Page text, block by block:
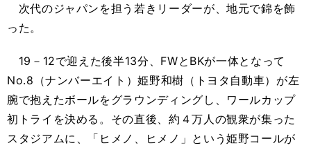
次代のジャパンを担う若きリーダーが、地元で錦を飾
った。
19－12で迎えた後半13分、FWとBKが一体となって
No.8（ナンバーエイト）姫野和樹（トヨタ自動車）が左
腕で抱えたボールをグラウンディングし、ワールカップ
初トライを決める。その直後、約４万人の観衆が集った
スタジアムに、「ヒメノ、ヒメノ」という姫野コールが